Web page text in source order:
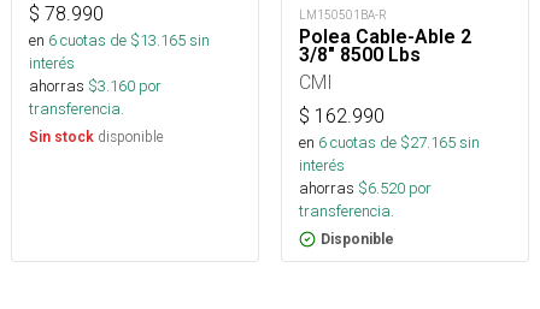
$ 78.990
en 6cuotas de $13.165sin
interés
ahorras $3.160 por
transferencia.
Sin stock disponible
LM150501BA-R
Polea Cable-Able 2
3/8" 8500 Lbs
CMI
$ 162.990
en 6cuotas de $27.165sin
interés
ahorras $6.520 por
transferencia.
Disponible